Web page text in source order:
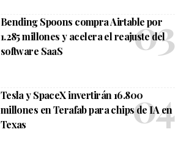
Bending Spoons compra Airtable por
1.285 millones y acelera el reajuste del
software SaaS
Tesla y SpaceX invertirán 16.800
millones en Terafab para chips de IA en
Texas